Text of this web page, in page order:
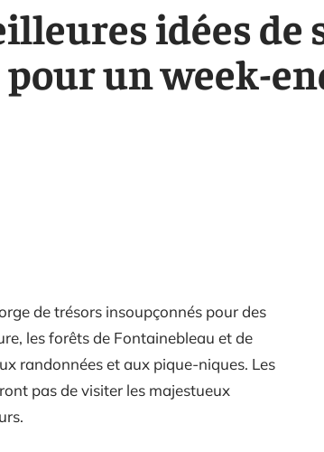
idées de
un week-
de trésors insoupçonnés pour des
les forêts de Fontainebleau et de
randonnées et aux pique-niques. Les
pas de visiter les majestueux